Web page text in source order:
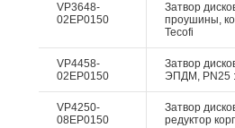
VP3648-
02EP0150
Затвор
проушины,
Tecofi
VP4458-
02EP0150
Затвор
ЭПДМ, PN25 :
VP4250-
08EP0150
Затвор
редуктор